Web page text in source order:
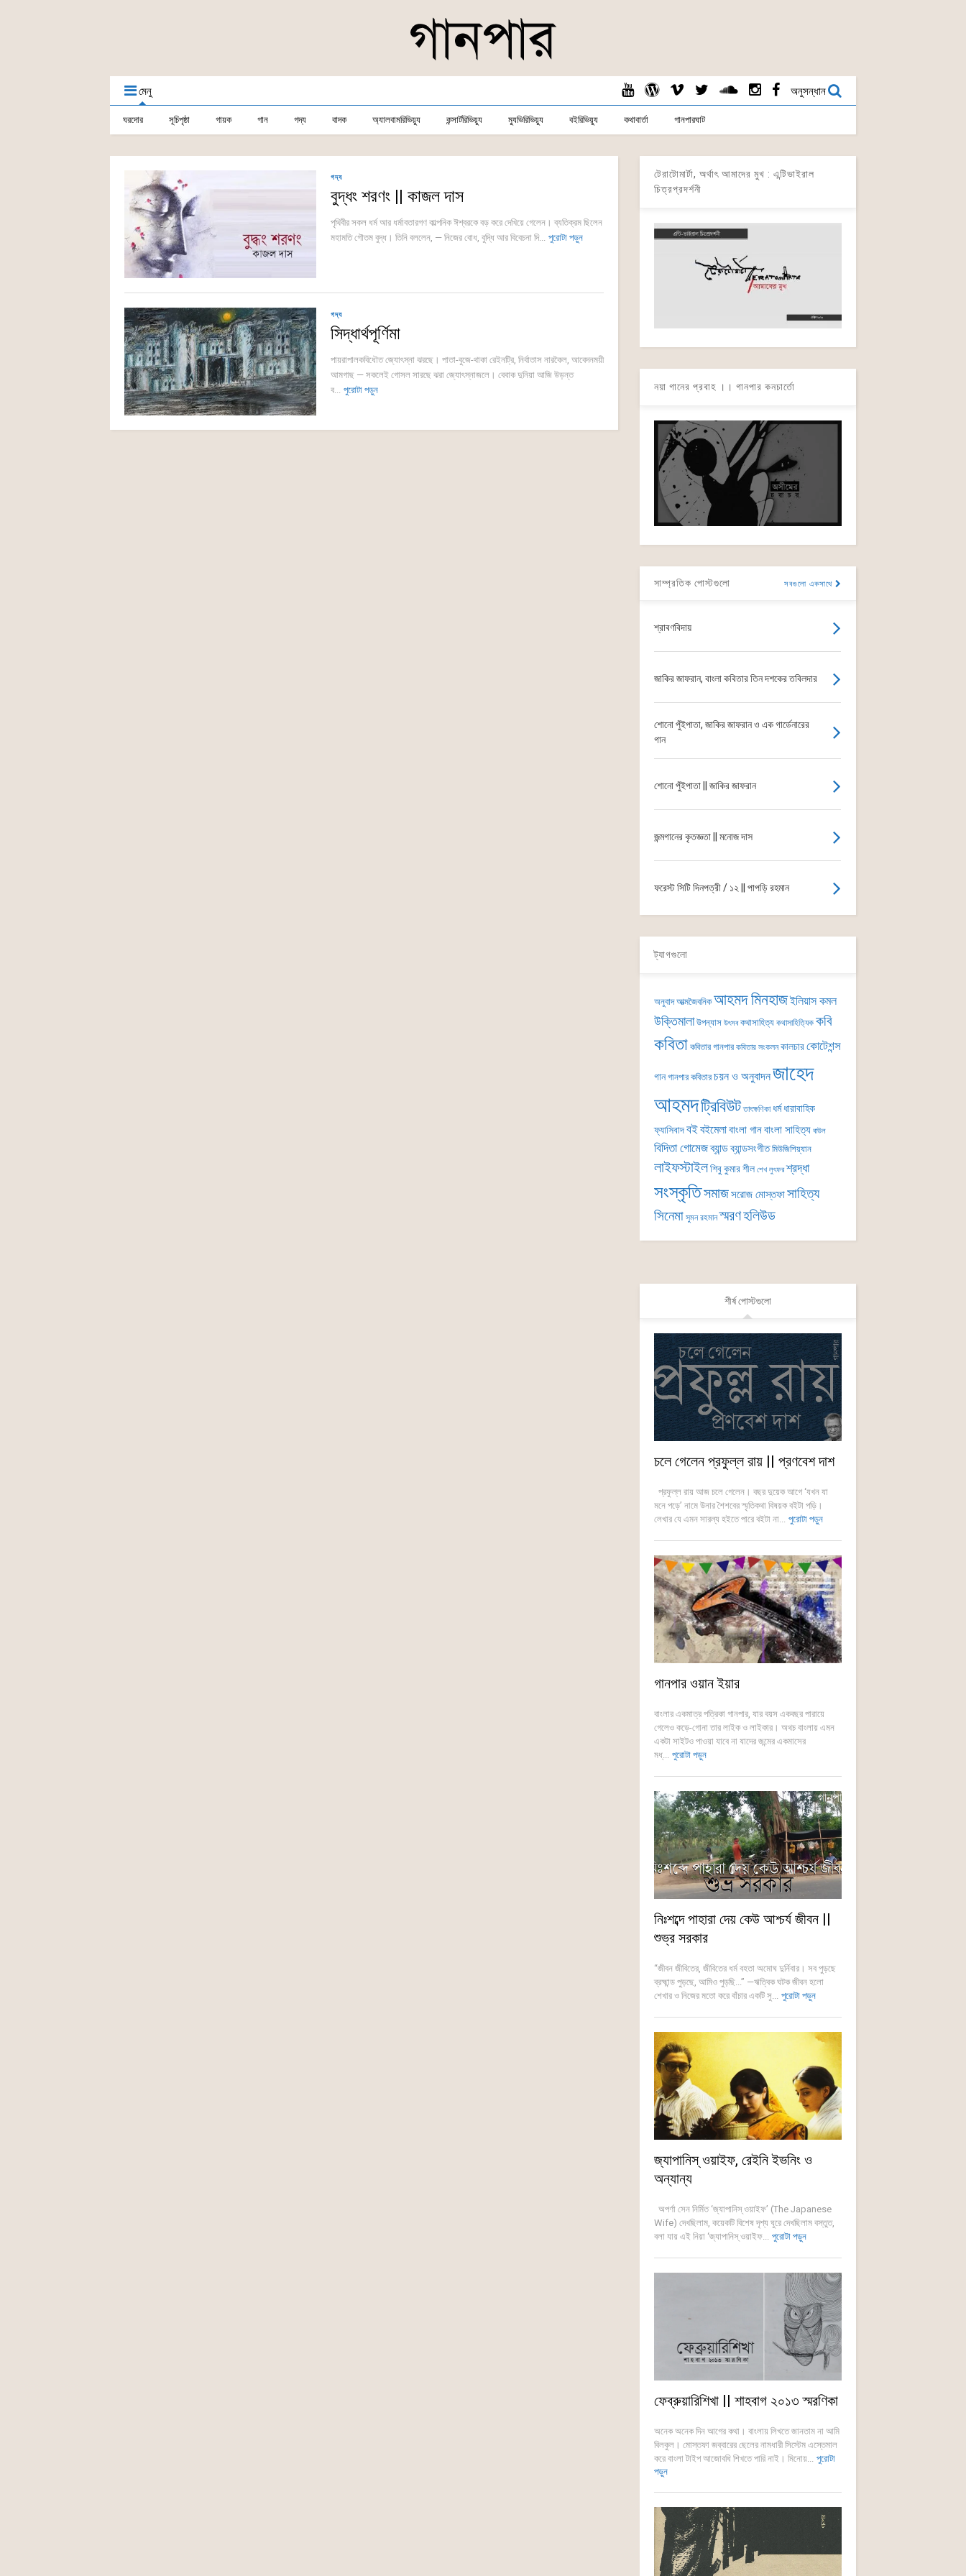
মেনু অনুসন্ধান
ঘরদোর সূচিপৃষ্ঠা গায়ক গান গদ্য বাদক অ্যালবামরিভিয়্যু কন্সার্টরিভিয়্যু ম্যুভিরিভিয়্যু বইরিভিয়্যু কথাবার্তা গানপারঘাট
গদ্য
বুদ্ধং শরণং || কাজল দাস
পৃথিবীর সকল ধর্ম আর ধর্মাবতারগণ কাল্পনিক ঈশ্বরকে বড় করে দেখিয়ে গেলেন। ব্যতিক্রম ছিলেন
মহামতি গৌতম বুদ্ধ। তিনি বললেন, — নিজের বোধ, বুদ্ধি আর বিবেচনা দি... পুরোটা পড়ুন
গদ্য
সিদ্ধার্থপূর্ণিমা
পায়রাপালকবিধৌত জ্যোৎস্না ঝরছে। পাতা-বুজে-থাকা রেইনট্রি, নির্বাতাস নারকৈল, আবেদনময়ী
আমগাছ — সকলেই গোসল সারছে ঝরা জ্যোৎস্নাজলে। বেবাক দুনিয়া আজি উড়ন্ত
ব... পুরোটা পড়ুন
টেরাটোমার্টা, অর্থাৎ আমাদের মুখ : এন্টিভাইরাল
চিত্রপ্রদর্শনী
নয়া গানের প্রবাহ ।। গানপার কনচার্তো
সাম্প্রতিক পোস্টগুলো সবগুলো একসাথে
শ্রাবণবিদায়
জাকির জাফরান, বাংলা কবিতার তিন দশকের তবিলদার
শোনো পুঁইপাতা, জাকির জাফরান ও এক গার্ডেনারের
গান
শোনো পুঁইপাতা || জাকির জাফরান
জন্মগানের কৃতজ্ঞতা || মনোজ দাস
ফরেস্ট সিটি দিনপত্রী / ১২ || পাপড়ি রহমান
ট্যাগগুলো
অনুবাদ আত্মজৈবনিক আহমদ মিনহাজইলিয়াস কমল
উক্তিমালা উপন্যাস উৎসব কথাসাহিত্য কথাসাহিত্যিক কবি
কবিতা কবিতার গানপার কবিতার সংকলন কালচারকোটেশন্স
গান গানপার কবিতার চয়ন ও অনুবাদনজাহেদ
আহমদট্রিবিউট তাৎক্ষণিকা ধর্ম ধারাবাহিক
ফ্যাসিবাদবইবইমেলাবাংলা গানবাংলা সাহিত্য বাউল
বিদিতা গোমেজব্যান্ডব্যান্ডসংগীত মিউজিশিয়্যান
লাইফস্টাইলশিবু কুমার শীল শেখ লুৎফর শ্রদ্ধা
সংস্কৃতিসমাজসরোজ মোস্তফাসাহিত্য
সিনেমা সুমন রহমান স্মরণহলিউড
শীর্ষ পোস্টগুলো
চলে গেলেন প্রফুল্ল রায় || প্রণবেশ দাশ
প্রফুল্ল রায় আজ চলে গেলেন। বছর দুয়েক আগে ‘যখন যা
মনে পড়ে’ নামে উনার শৈশবের স্মৃতিকথা বিষয়ক বইটা পড়ি।
লেখার যে এমন সারল্য হইতে পারে বইটা না... পুরোটা পড়ুন
গানপার ওয়ান ইয়ার
বাংলার একমাত্র পত্রিকা গানপার, যার বয়স একবছর পারায়ে
গেলেও কড়ে-গোনা তার লাইক ও লাইকার। অথচ বাংলায় এমন
একটা সাইটও পাওয়া যাবে না যাদের জন্মের একমাসের
মধ্... পুরোটা পড়ুন
নিঃশব্দে পাহারা দেয় কেউ আশ্চর্য জীবন ||
শুভ্র সরকার
“জীবন জীবিতের, জীবিতের ধর্ম বহতা অমোঘ দুর্নিবার। সব পুড়ছে
ব্রহ্মান্ড পুড়ছে, আমিও পুড়ছি...” —ঋত্বিক ঘটক জীবন হলো
শেখার ও নিজের মতো করে বাঁচার একটি সু... পুরোটা পড়ুন
জ্যাপানিস্ ওয়াইফ, রেইনি ইভনিং ও
অন্যান্য
অপর্ণা সেন নির্মিত ‘জ্যাপানিস্ ওয়াইফ’ (The Japanese
Wife) দেখছিলাম, কয়েকটি বিশেষ দৃশ্য ঘুরে দেখছিলাম বস্তুত,
বলা যায় এই নিয়া ‘জ্যাপানিস্ ওয়াইফ... পুরোটা পড়ুন
ফেব্রুয়ারিশিখা || শাহবাগ ২০১৩ স্মরণিকা
অনেক অনেক দিন আগের কথা। বাংলায় লিখতে জানতাম না আমি
বিলকুল। মোস্তফা জব্বারের ছেলের নামধারী সিস্টেম এস্তেমাল
করে বাংলা টাইপ আজোবধি শিখতে পারি নাই। মিনোয়... পুরোটা
পড়ুন